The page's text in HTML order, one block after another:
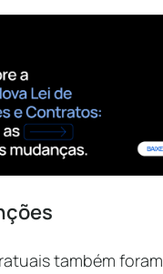
também foram